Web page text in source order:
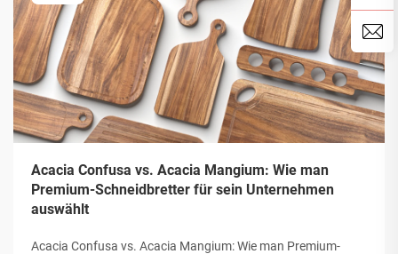
Acacia Confusa vs. Acacia Mangium: Wie man
Premium-Schneidbretter für sein Unternehmen
auswählt
Acacia Confusa vs. Acacia Mangium: Wie man Premium-